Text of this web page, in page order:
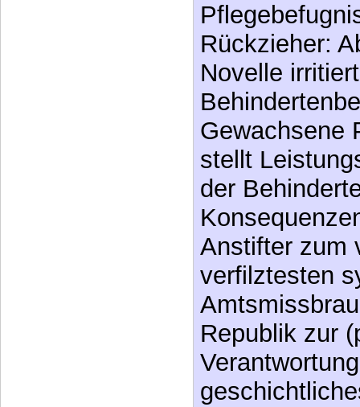
Rückzieher:
Novelle irritiert
Gewachsene
stellt
der
Anstifter zum
verfilztesten
Republik zur